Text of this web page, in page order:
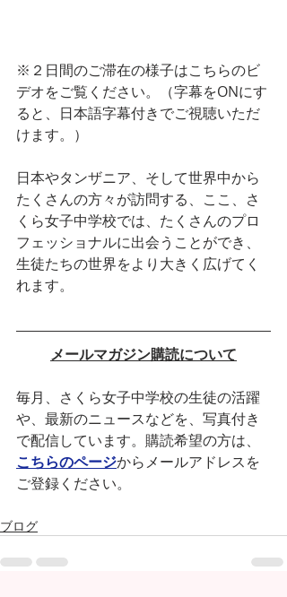
※２日間のご滞在の様子はこちらのビ
デオをご覧ください。（字幕をONにす
ると、日本語字幕付きでご視聴いただ
けます。）
日本やタンザニア、そして世界中から
たくさんの方々が訪問する、ここ、さ
くら女子中学校では、たくさんのプロ
フェッショナルに出会うことができ、
生徒たちの世界をより大きく広げてく
れます。
メールマガジン購読について
毎月、さくら女子中学校の生徒の活躍
や、最新のニュースなどを、写真付き
で配信しています。購読希望の方は、
こちらのページからメールアドレスを
ご登録ください。
ブログ